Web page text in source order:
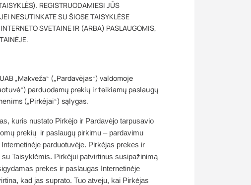
REGISTRUODAMIESI JŪS
NESUTINKATE SU ŠIOSE TAISYKLĖSE
SVETAINE IR (ARBA) PASLAUGOMIS,
„Makveža“ („Pardavėjas“) valdomoje
parduodamų prekių ir teikiamų paslaugų
(„Pirkėjai“) sąlygas.
nustato Pirkėjo ir Pardavėjo tarpusavio
prekių ir paslaugų pirkimu – pardavimu
Internetinėje parduotuvėje. Pirkėjas prekes ir
Taisyklėmis. Pirkėjui patvirtinus susipažinimą
prekes ir paslaugas Internetinėje
kad jas suprato. Tuo atveju, kai Pirkėjas